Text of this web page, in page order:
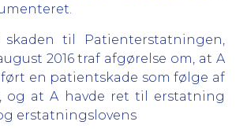
til Patienterstatningen,
2016 traf afgørelse om, at A
en patientskade som følge af
og at A havde ret til erstatning
erstatningslovens